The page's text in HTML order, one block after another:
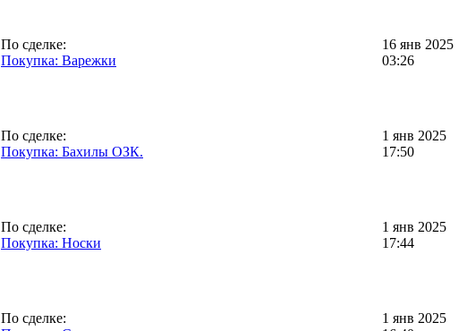
По сделке:
Покупка: Варежки
16 янв 2025
03:26
По сделке:
Покупка: Бахилы ОЗК.
1 янв 2025
17:50
По сделке:
Покупка: Носки
1 янв 2025
17:44
По сделке:
1 янв 2025